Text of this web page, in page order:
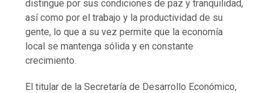
distingue por sus condiciones de paz y tranquilidad,
así como por el trabajo y la productividad de su
gente, lo que a su vez permite que la economía
local se mantenga sólida y en constante
crecimiento.
El titular de la Secretaría de Desarrollo Económico,